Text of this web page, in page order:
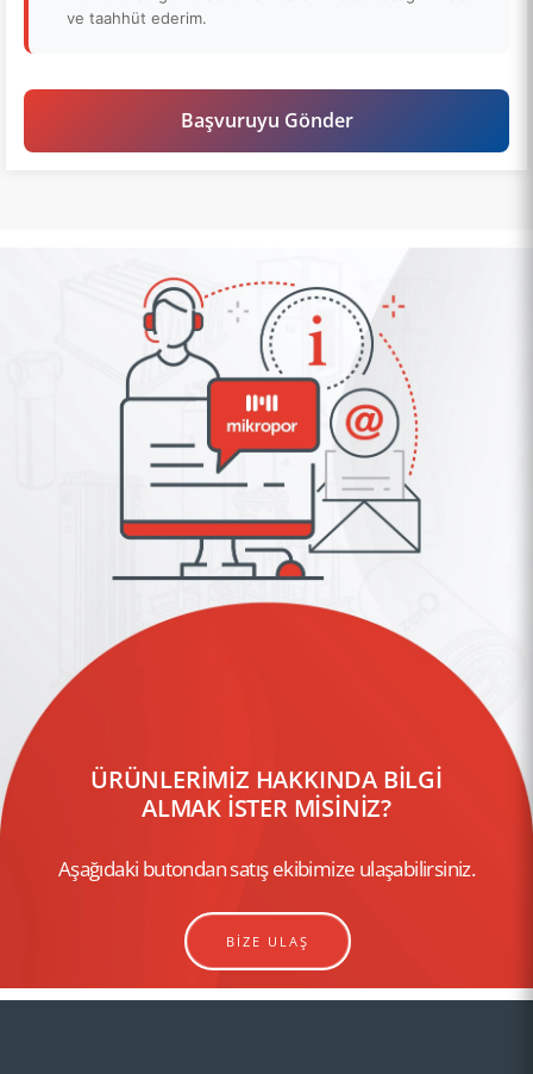
ve taahhüt ederim.
Başvuruyu Gönder
ÜRÜNLERİMİZ HAKKINDA BİLGİ
ALMAK İSTER MİSİNİZ?
Aşağıdaki butondan satış ekibimize ulaşabilirsiniz.
BİZE ULAŞ